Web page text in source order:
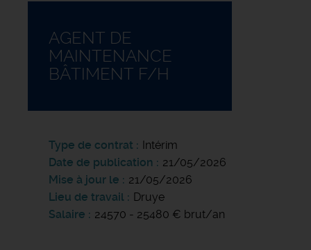
AGENT DE
MAINTENANCE
BÂTIMENT F/H
Type de contrat
Intérim
Date de publication
21/05/2026
Mise à jour le
21/05/2026
Lieu de travail
Druye
Salaire
24570 - 25480 € brut/an